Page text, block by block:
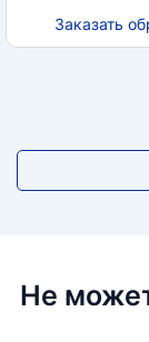
Заказать
Не